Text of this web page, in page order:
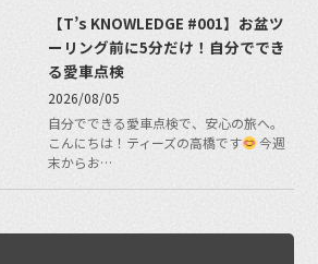
【T’s KNOWLEDGE #001】お盆ツ
ーリング前に5分だけ！自分ででき
る愛車点検
2026/08/05
自分でできる愛車点検で、安心の旅へ。
こんにちは！ティーズの高橋です
今週
末からお…